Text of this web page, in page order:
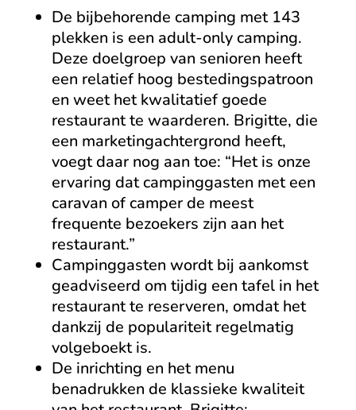
De bijbehorende camping met 143
plekken is een adult-only camping.
Deze doelgroep van senioren heeft
een relatief hoog bestedingspatroon
en weet het kwalitatief goede
restaurant te waarderen. Brigitte, die
een marketingachtergrond heeft,
voegt daar nog aan toe: “Het is onze
ervaring dat campinggasten met een
caravan of camper de meest
frequente bezoekers zijn aan het
restaurant.”
Campinggasten wordt bij aankomst
geadviseerd om tijdig een tafel in het
restaurant te reserveren, omdat het
dankzij de populariteit regelmatig
volgeboekt is.
De inrichting en het menu
benadrukken de klassieke kwaliteit